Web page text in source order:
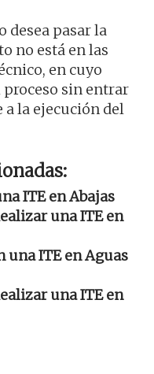
desea pasar la
no está en las
en cuyo
sin entrar
a la ejecución del
ITE en Abajas
una ITE en
una ITE en Aguas
una ITE en